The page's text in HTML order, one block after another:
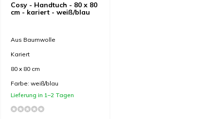
Cosy - Handtuch - 80 x 80
cm - kariert - weiß/blau
Aus Baumwolle
Kariert
80 x 80 cm
Farbe: weiß/blau
Lieferung in 1–2 Tagen